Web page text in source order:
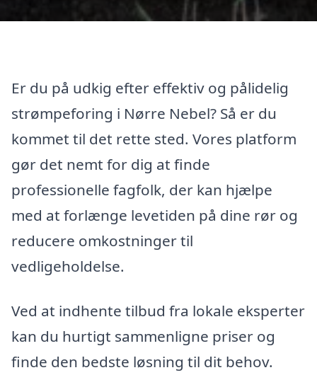
Er du på udkig efter effektiv og pålidelig
strømpeforing i Nørre Nebel? Så er du
kommet til det rette sted. Vores platform
gør det nemt for dig at finde
professionelle fagfolk, der kan hjælpe
med at forlænge levetiden på dine rør og
reducere omkostninger til
vedligeholdelse.
Ved at indhente tilbud fra lokale eksperter
kan du hurtigt sammenligne priser og
finde den bedste løsning til dit behov.